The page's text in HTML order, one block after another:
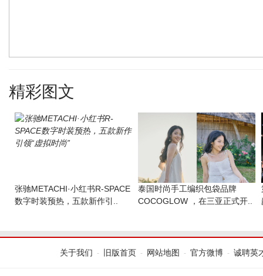
精彩图文
张驰METACHI·小红书R-SPACE
数字时装预热，五款新作引..
​泰国时尚手工编织包袋品牌
COCOGLOW ，在三亚正式开..
关于我们 - 旧版首页 - 网站地图 - 官方微博 - 诚聘英